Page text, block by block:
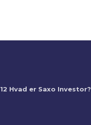
12 Hvad er Saxo Investor?